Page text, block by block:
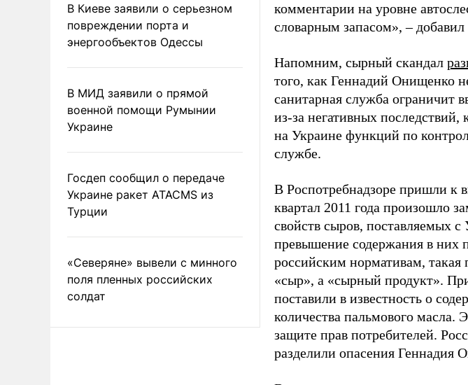
В Киеве заявили о серьезном
повреждении порта и
энергообъектов Одессы
В МИД заявили о прямой
военной помощи Румынии
Украине
Госдеп сообщил о передаче
Украине ракет ATACMS из
Турции
«Северяне» вывели с минного
поля пленных российских
солдат
комментарии на уровне
словарным запасом», – добавил
Напомним, сырный скандал
того, как Геннадий Онищенко
санитарная служба ограничит
из-за негативных
на Украине функций по
службе.
В Роспотребнадзоре пришли к
квартал 2011 года произошло
свойств сыров, поставляемых
превышение содержания в них
российским нормативам, такая
«сыр», а «сырный продукт».
поставили в известность о
количества пальмового масла.
защите прав потребителей.
разделили опасения Геннадия